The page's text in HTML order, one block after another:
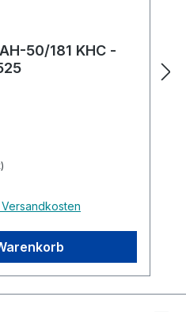
50/181 KHC -